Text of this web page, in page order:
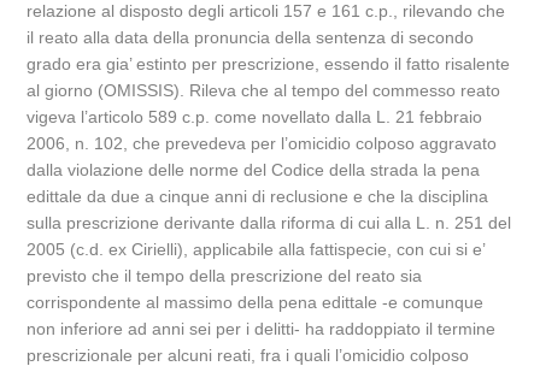
relazione al disposto degli articoli 157 e 161 c.p., rilevando che
il reato alla data della pronuncia della sentenza di secondo
grado era gia’ estinto per prescrizione, essendo il fatto risalente
al giorno (OMISSIS). Rileva che al tempo del commesso reato
vigeva l’articolo 589 c.p. come novellato dalla L. 21 febbraio
2006, n. 102, che prevedeva per l’omicidio colposo aggravato
dalla violazione delle norme del Codice della strada la pena
edittale da due a cinque anni di reclusione e che la disciplina
sulla prescrizione derivante dalla riforma di cui alla L. n. 251 del
2005 (c.d. ex Cirielli), applicabile alla fattispecie, con cui si e’
previsto che il tempo della prescrizione del reato sia
corrispondente al massimo della pena edittale -e comunque
non inferiore ad anni sei per i delitti- ha raddoppiato il termine
prescrizionale per alcuni reati, fra i quali l’omicidio colposo